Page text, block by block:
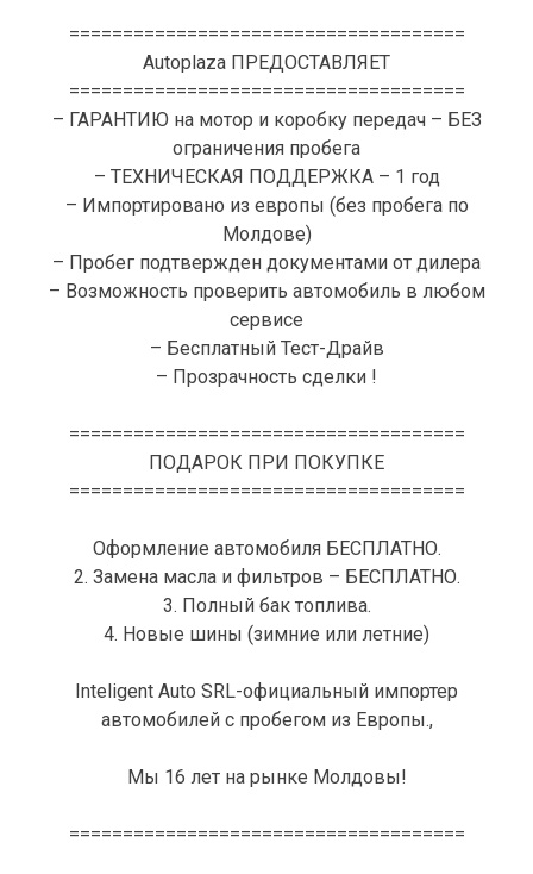
=====================================
Autoplaza ПРЕДОСТАВЛЯЕТ
=====================================
– ГАРАНТИЮ на мотор и коробку передач – БЕЗ
ограничения пробега
– ТЕХНИЧЕСКАЯ ПОДДЕРЖКА – 1 год
– Импортировано из европы (без пробега по
Молдове)
– Пробег подтвержден документами от дилера
– Возможность проверить автомобиль в любом
сервисе
– Бесплатный Тест-Драйв
– Прозрачность сделки !
=====================================
ПОДАРОК ПРИ ПОКУПКЕ
=====================================
Оформление автомобиля БЕСПЛАТНО.
2. Замена масла и фильтров – БЕСПЛАТНО.
3. Полный бак топлива.
4. Новые шины (зимние или летние)
Inteligent Auto SRL-официальный импортер
автомобилей с пробегом из Европы.,
Мы 16 лет на рынке Молдовы!
=====================================